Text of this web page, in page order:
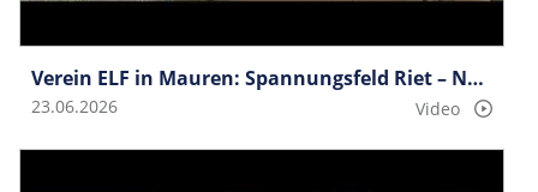
Verein ELF in Mauren: Spannungsfeld Riet – Nutzung einer einzigartigen Landschaft
23.06.2026 Video